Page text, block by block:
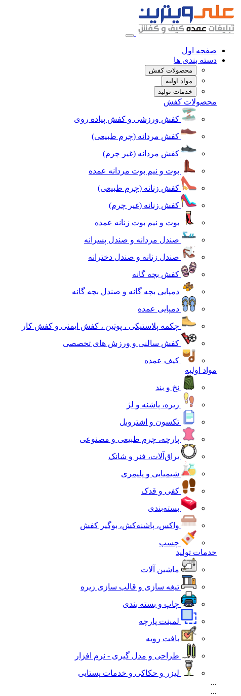
صفحه اول
دسته بندی ها
محصولات کفش
مواد اولیه
خدمات تولید
محصولات کفش
کفش ورزشی و کفش پیاده روی
کفش مردانه (چرم طبیعی)
کفش مردانه (غیر چرم)
بوت و نیم بوت مردانه عمده
کفش زنانه (چرم طبیعی)
کفش زنانه (غیر چرم)
بوت و نیم بوت زنانه عمده
صندل مردانه و صندل پسرانه
صندل زنانه و صندل دخترانه
کفش بچه گانه
دمپایی بچه گانه و صندل بچه گانه
دمپایی عمده
چکمه پلاستیکی ، پوتین ، کفش ایمنی و کفش کار
کفش سالنی و ورزش های تخصصی
کیف عمده
مواد اولیه
نخ و بند
زیره، پاشنه و لژ
تکسون و اشتروبل
پارچه، چرم طبیعی و مصنوعی
یراق‌آلات، فنر و شانک
شیمیایی و پلیمری
کفی و قدک
بسته‌بندی
واکس، پاشنه‌کش، بوگیر کفش
چسب
خدمات تولید
ماشین آلات
تیغه سازی و قالب سازی زیره
چاپ و بسته بندی
لمینت پارچه
بافت رویه
طراحی و مدل گیری - نرم افزار
لیزر و حکاکی و خدمات پستایی
...
...